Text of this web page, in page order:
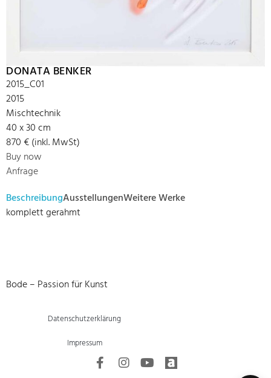
DONATA BENKER
2015_C01
2015
Mischtechnik
40 x 30 cm
870 € (inkl. MwSt)
Buy now
Anfrage
BeschreibungAusstellungenWeitere Werke
komplett gerahmt
Bode – Passion für Kunst
Datenschutzerklärung
Impressum